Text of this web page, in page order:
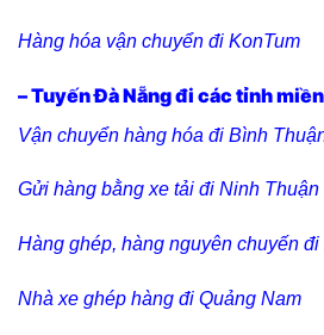
Hàng hóa vận chuyển đi KonTum
– Tuyến Đà Nẵng đi các tỉnh
Vận chuyển hàng hóa đi Bình
Gửi hàng bằng xe tải đi Ninh Thuận
Hàng ghép, hàng nguyên chuyến
Nhà xe ghép hàng đi Quảng Nam